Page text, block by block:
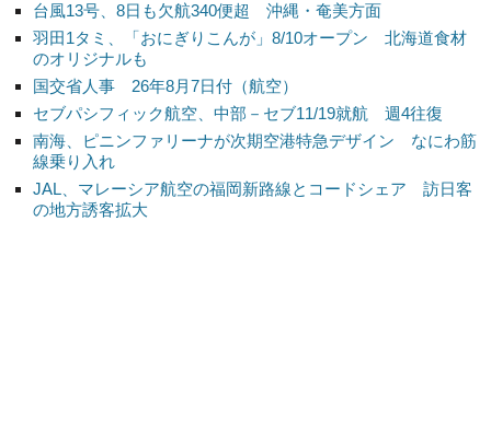
台風13号、8日も欠航340便超 沖縄・奄美方面
羽田1タミ、「おにぎりこんが」8/10オープン 北海道食材
のオリジナルも
国交省人事 26年8月7日付（航空）
セブパシフィック航空、中部－セブ11/19就航 週4往復
南海、ピニンファリーナが次期空港特急デザイン なにわ筋
線乗り入れ
JAL、マレーシア航空の福岡新路線とコードシェア 訪日客
の地方誘客拡大